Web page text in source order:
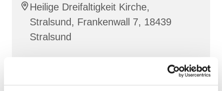
Heilige Dreifaltigkeit Kirche,
Stralsund, Frankenwall 7, 18439
Stralsund